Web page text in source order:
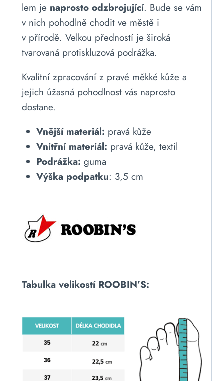
lem je naprosto odzbrojující. Bude se vám
v nich pohodlně chodit ve městě i
v přírodě. Velkou předností je široká
tvarovaná protiskluzová podrážka.
Kvalitní zpracování z pravé měkké kůže a
jejich úžasná pohodlnost vás naprosto
dostane.
Vnější materiál: pravá kůže
Vnitřní materiál: pravá kůže, textil
Podrážka: guma
Výška podpatku: 3,5 cm
Tabulka velikostí ROOBIN’S: